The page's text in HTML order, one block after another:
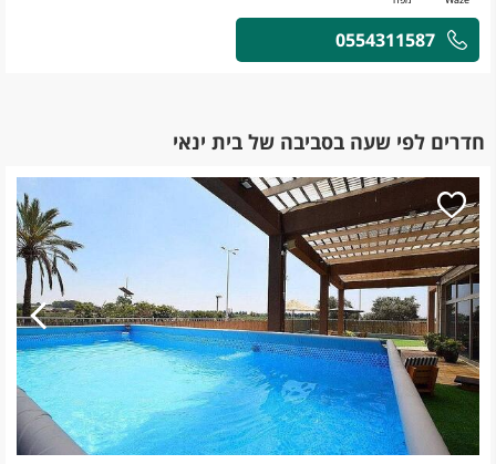
0554311587
חדרים לפי שעה בסביבה של בית ינאי